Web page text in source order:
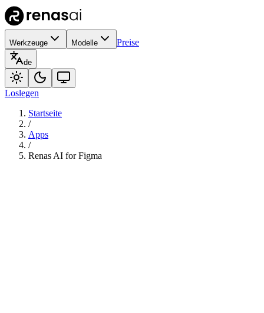
Werkzeuge Modelle Preise
de
Loslegen
Startseite
/
Apps
/
Renas AI for Figma